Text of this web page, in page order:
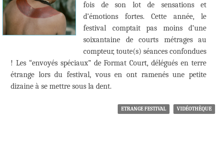
fois de son lot de sensations et
d’émotions fortes. Cette année, le
festival comptait pas moins d’une
soixantaine de courts métrages au
compteur, toute(s) séances confondues
! Les “envoyés spéciaux” de Format Court, délégués en terre
étrange lors du festival, vous en ont ramenés une petite
dizaine à se mettre sous la dent.
ETRANGE FESTIVAL VIDÉOTHÈQUE